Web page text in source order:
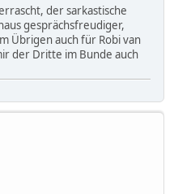
der sarkastische
gesprächsfreudiger,
Übrigen auch für Robi van
der Dritte im Bunde auch